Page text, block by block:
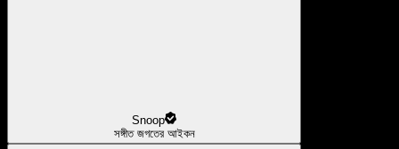
Snoop
সঙ্গীত জগতের আইকন